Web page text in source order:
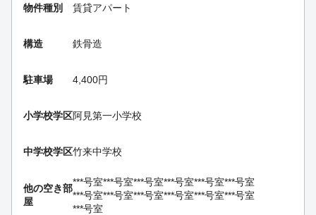
物件種別 賃貸アパート
構造 鉄骨造
駐車場 4,400円
小学校学区阿見第一小学校
中学校学区竹来中学校
他の空き部
屋
***号室***号室***号室***号室***号室***号室
***号室***号室***号室***号室***号室***号室
***号室